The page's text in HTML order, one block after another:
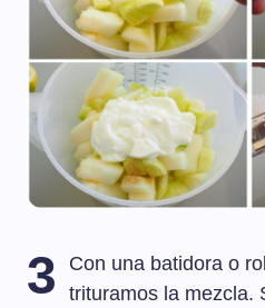
3
Con una batidora o
trituramos la mezcla.